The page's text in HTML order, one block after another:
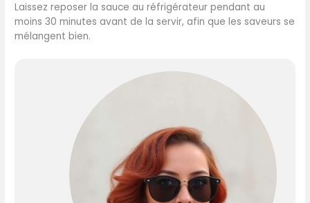
Laissez reposer la sauce au réfrigérateur pendant au
moins 30 minutes avant de la servir, afin que les saveurs se
mélangent bien.